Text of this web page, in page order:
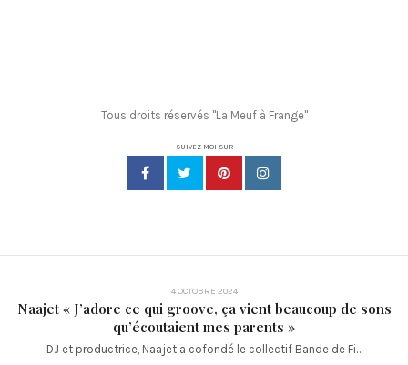
Tous droits réservés "La Meuf à Frange"
SUIVEZ MOI SUR
4 OCTOBRE 2024
Naajet « J’adore ce qui groove, ça vient beaucoup de sons
qu’écoutaient mes parents »
DJ et productrice, Naajet a cofondé le collectif Bande de Fi…